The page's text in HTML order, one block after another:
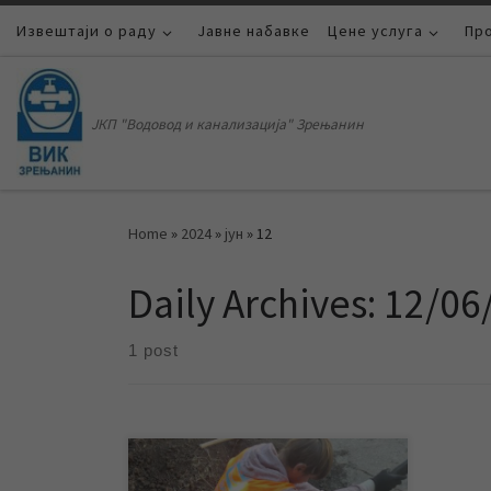
Skip to content
Извештаји о раду Јавне набавке Цене услуга
ЈКП "Водовод и канализација" Зрењанин
Home » 2024 » јун » 12
Daily Archives: 12/
1 post
Због потреба извођења радова на